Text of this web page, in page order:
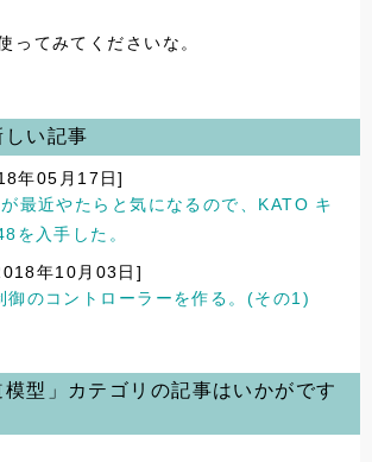
ってみてくださいな。
い記事
年05月17日]
最近やたらと気になるので、KATO キ
を入手した。
年10月03日]
御のコントローラーを作る。(その1)
型」カテゴリの記事はいかがです